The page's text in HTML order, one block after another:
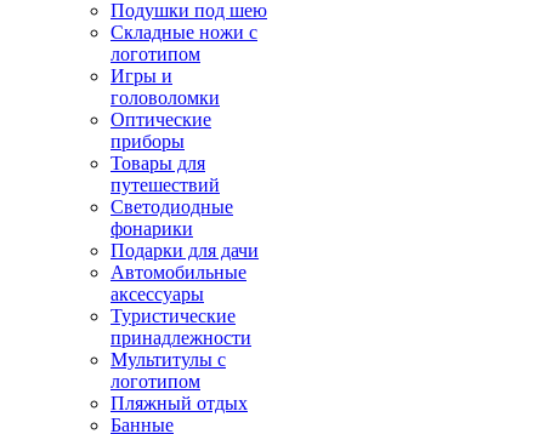
Подушки под шею
Складные ножи с
логотипом
Игры и
головоломки
Оптические
приборы
Товары для
путешествий
Светодиодные
фонарики
Подарки для дачи
Автомобильные
аксессуары
Туристические
принадлежности
Мультитулы с
логотипом
Пляжный отдых
Банные